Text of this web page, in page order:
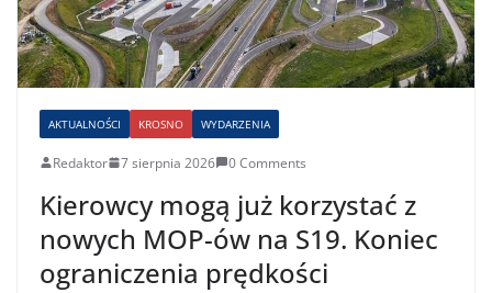
AKTUALNOŚCI KROSNO WYDARZENIA
Redaktor 7 sierpnia 2026 0 Comments
Kierowcy mogą już korzystać z
nowych MOP-ów na S19. Koniec
ograniczenia prędkości